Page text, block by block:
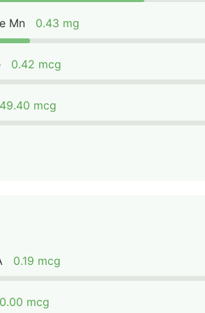
Mn 0.43 mg
0.42 mcg
49.40 mcg
0.19 mcg
0.00 mcg